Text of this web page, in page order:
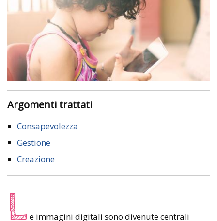
Argomenti trattati
Consapevolezza
Gestione
Creazione
L e immagini digitali sono divenute centrali